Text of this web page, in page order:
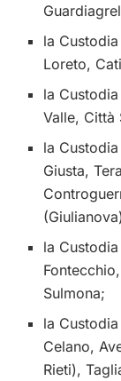
la
Loreto,
la
Valle, Città
la
Giusta,
la
Sulmona;
la
Celano,
Rieti),